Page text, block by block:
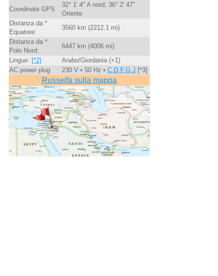
Coordinate GPS
32° 1' 4" A nord, 36° 2' 47"
Oriente
Distanza da *
Equatore:
3560 km (2212.1 mi)
Distanza da *
Polo Nord:
6447 km (4006 mi)
Lingue: [*2]
Arabo/Giordania (+1)
AC power plug
230 V • 50 Hz • C,D,F,G,J [*3]
Russeifa sulla mappa